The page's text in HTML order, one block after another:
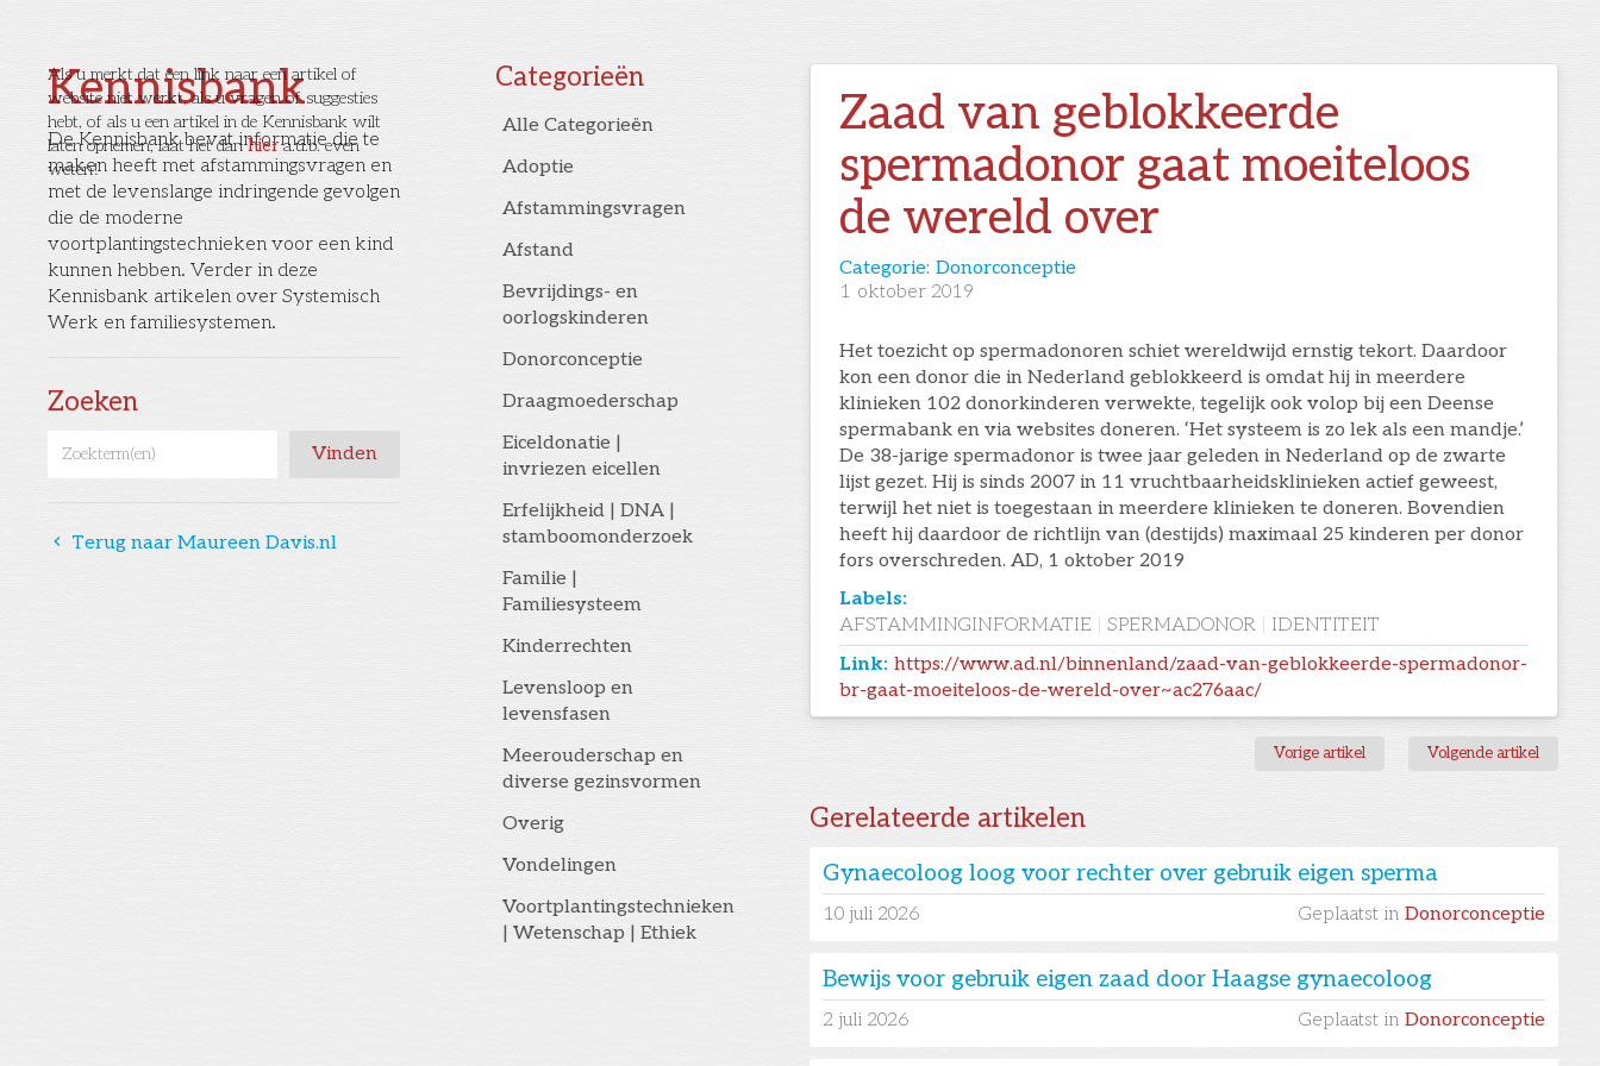
Als u merkt dat een link naar een artikel of
website niet werkt, als u vragen of suggesties
hebt, of als u een artikel in de Kennisbank wilt
laten opnemen, laat het danhiera.u.b. even
weten!
Kennisbank
De Kennisbank bevat informatie die te
maken heeft met afstammingsvragen en
met de levenslange indringende gevolgen
die de moderne
voortplantingstechnieken voor een kind
kunnen hebben. Verder in deze
Kennisbank artikelen over Systemisch
Werk en familiesystemen.
Zoeken
󰅁 Terug naar Maureen Davis.nl
Categorieën
Alle Categorieën
Adoptie
Afstammingsvragen
Afstand
Bevrijdings- en
oorlogskinderen
Donorconceptie
Draagmoederschap
Eiceldonatie |
invriezen eicellen
Erfelijkheid | DNA |
stamboomonderzoek
Familie |
Familiesysteem
Kinderrechten
Levensloop en
levensfasen
Meerouderschap en
diverse gezinsvormen
Overig
Vondelingen
Voortplantingstechnieken
| Wetenschap | Ethiek
Zaad van geblokkeerde
spermadonor gaat moeiteloos
de wereld over
Categorie: Donorconceptie
1 oktober 2019
Het toezicht op spermadonoren schiet wereldwijd ernstig tekort. Daardoor
kon een donor die in Nederland geblokkeerd is omdat hij in meerdere
klinieken 102 donorkinderen verwekte, tegelijk ook volop bij een Deense
spermabank en via websites doneren. ‘Het systeem is zo lek als een mandje.’
De 38-jarige spermadonor is twee jaar geleden in Nederland op de zwarte
lijst gezet. Hij is sinds 2007 in 11 vruchtbaarheidsklinieken actief geweest,
terwijl het niet is toegestaan in meerdere klinieken te doneren. Bovendien
heeft hij daardoor de richtlijn van (destijds) maximaal 25 kinderen per donor
fors overschreden. AD, 1 oktober 2019
Labels:
AFSTAMMINGINFORMATIE
SPERMADONOR
IDENTITEIT
Link: https://www.ad.nl/binnenland/zaad-van-geblokkeerde-spermadonor-
br-gaat-moeiteloos-de-wereld-over~ac276aac/
Vorige artikel Volgende artikel
Gerelateerde artikelen
Gynaecoloog loog voor rechter over gebruik eigen sperma
10 juli 2026 Geplaatst in Donorconceptie
Bewijs voor gebruik eigen zaad door Haagse gynaecoloog
2 juli 2026 Geplaatst in Donorconceptie